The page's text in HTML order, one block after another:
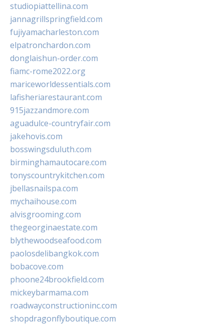
studiopiattellina.com
jannagrillspringfield.com
fujiyamacharleston.com
elpatronchardon.com
donglaishun-order.com
fiamc-rome2022.org
mariceworldessentials.com
lafisheriarestaurant.com
915jazzandmore.com
aguadulce-countryfair.com
jakehovis.com
bosswingsduluth.com
birminghamautocare.com
tonyscountrykitchen.com
jbellasnailspa.com
mychaihouse.com
alvisgrooming.com
thegeorginaestate.com
blythewoodseafood.com
paolosdelibangkok.com
bobacove.com
phoone24brookfield.com
mickeybarmama.com
roadwayconstructioninc.com
shopdragonflyboutique.com